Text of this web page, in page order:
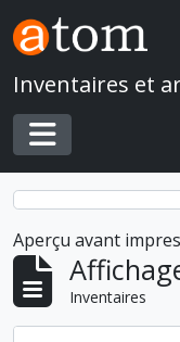
Skip to main content
Inventaires et
Toggle
Aperçu avant
Inventaires